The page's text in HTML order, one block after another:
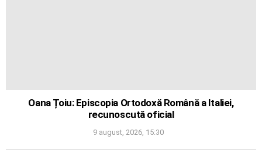
Oana Țoiu: Episcopia Ortodoxă Română a Italiei,
recunoscută oficial
9 august, 2026, 15:30